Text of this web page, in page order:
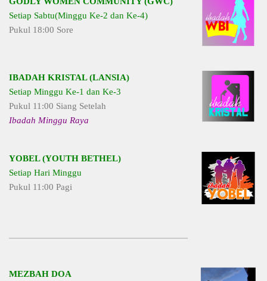
Setiap Sabtu(Minggu Ke-2 dan Ke-4)
Pukul 18:00 Sore
IBADAH KRISTAL (LANSIA)
Setiap Minggu Ke-1 dan Ke-3
Pukul 11:00 Siang Setelah
Ibadah Minggu Raya
YOBEL (YOUTH BETHEL)
Setiap Hari Minggu
Pukul 11:00 Pagi
MEZBAH DOA